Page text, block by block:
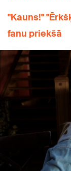
"Kauns!"
fanu priekšā